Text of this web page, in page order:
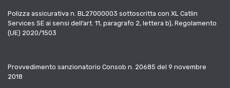
Polizza assicurativa n. BL27000003 sottoscritta con XL Catlin
Services SE ai sensi dell’art. 11, paragrafo 2, lettera b), Regolamento
(UE) 2020/1503
Provvedimento sanzionatorio Consob n. 20685 del 9 novembre
2018